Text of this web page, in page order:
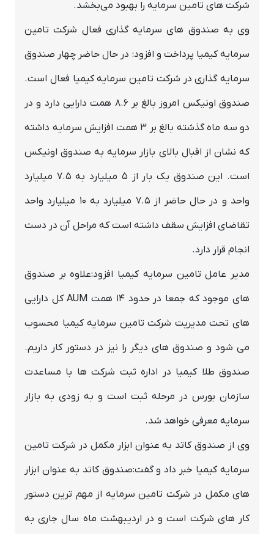
شرکت های تامین سرمایه را بهبود می‌بخشد.
وی به صندوق های سرمایه گذاری فعال شرکت تامین
سرمایه کیمیا پرداخت و افزود: در حال حاضر چهار صندوق
سرمایه گذاری در شرکت تامین سرمایه کیمیا فعال است.
صندوق اونیکس امروز بالغ بر ۸.۶ همت دارایی دارد و در
دو سه ماه گذشته بالغ بر ۳ همت افزایش سرمایه داشته
که نشان از اقبال بالای بازار سرمایه به صندوق اونیکس
است. این صندوق یک بار از ۵ میلیارد به ۷.۵ میلیارد
واحد و در حال حاضر از ۷.۵ میلیارد به ۱۰ میلیارد واحد
تقاضای افزایش سقف داشته است که مراحل آن در دست
انجام قرار دارد.
مدیر عامل تامین سرمایه کیمیا افزود:علاوه بر صندوق
های موجود که جمعا در حدود ۱۴ همت AUM کل دارایی
های تحت مدیریت شرکت تامین سرمایه کیمیا محسوب
می شود و صندوق های دیگر را نیز در دستور کار داریم.
صندوق طلا کیمیا در اداره ثبت شرکت ها با مساعدت
سازمان بورس در مرحله ثبت است و به زودی به بازار
سرمایه معرفی خواهد شد.
وی از صندوق کاتد به عنوان ابزار مکمل در شرکت تامین
سرمایه کیمیا خبر داد و گفت:صندوق کاتد به عنوان ابزار
های مکمل در شرکت تامین سرمایه از مهم ترین دستور
کار های شرکت است و در اردیبهشت ماه سال جاری به